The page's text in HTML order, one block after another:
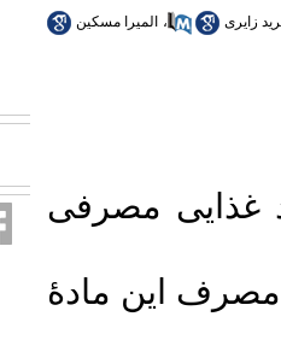
زایری ، المیرا مسکین
غذایی مصرفی
این مادۀ